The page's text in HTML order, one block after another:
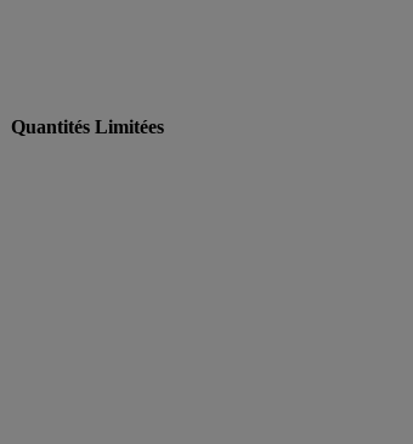
Quantités Limitées